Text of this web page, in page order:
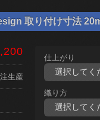
取り付け寸法
生産
仕上がり
織り方